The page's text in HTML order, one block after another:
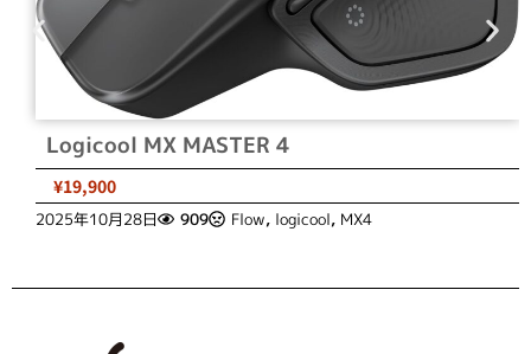
Logicool MX MASTER 4
¥19,900
2025年10月28日 909 Flow, logicool, MX4